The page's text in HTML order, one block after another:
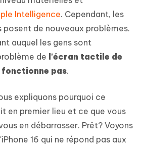
Intelligence. Cependant, les
posent de nouveaux problèmes.
auquel les gens sont
de l'écran tactile de
fonctionne pas.
expliquons pourquoi ce
en premier lieu et ce que vous
en débarrasser. Prêt? Voyons
16 qui ne répond pas aux